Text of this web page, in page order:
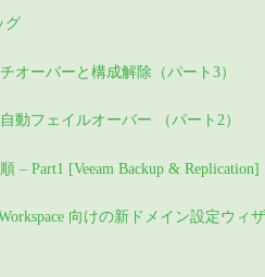
グ
オーバーと構成解除（パート3）
動フェイルオーバー （パート2）
– Part1 [Veeam Backup & Replication]
向けの新ドメイン設定ウィザ